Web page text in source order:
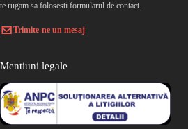
te rugam sa folosesti formularul de contact.
Trimite-ne un mesaj
Mentiuni legale